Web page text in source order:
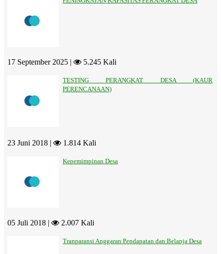
17 September 2025 | 5.245 Kali
TESTING PERANGKAT DESA (KAUR
PERENCANAAN)
23 Juni 2018 | 1.814 Kali
Kepemimpinan Desa
05 Juli 2018 | 2.007 Kali
Tranparansi Anggaran Pendapatan dan Belanja Desa